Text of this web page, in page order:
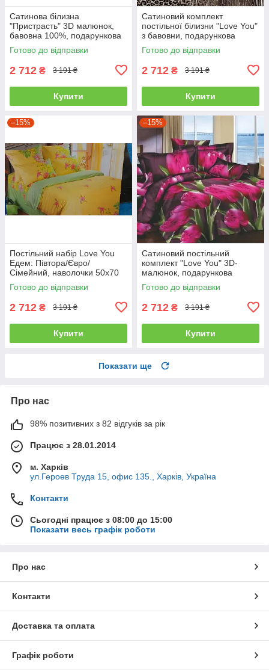
Сатинова білизна
"Пристрасть" 3D малюнок,
бавовна 100%, подарункова
упаковка полуторний
Готово до відправки
2 712 ₴ 3 191 ₴
Купити
Сатиновий комплект
постільної білизни "Love You"
з бавовни, подарункова
упаковка полуторний
Готово до відправки
2 712 ₴ 3 191 ₴
Купити
–15%
Постільний набір Love You
Едем: Півтора/Євро/
Сімейний, наволочки 50x70
полуторний
Готово до відправки
2 712 ₴ 3 191 ₴
Купити
–15%
Сатиновий постільний
комплект "Love You" 3D-
малюнок, подарункова
упаковка полуторний
Готово до відправки
2 712 ₴ 3 191 ₴
Купити
Показати ще
Про нас
98% позитивних з 82 відгуків за рік
Працює з 28.01.2014
м. Харків
ул.Героев Труда 15, офис 135., Харків, Україна
Контакти
Сьогодні працює з 08:00 до 15:00
Показати весь графік роботи
Про нас
Контакти
Доставка та оплата
Графік роботи